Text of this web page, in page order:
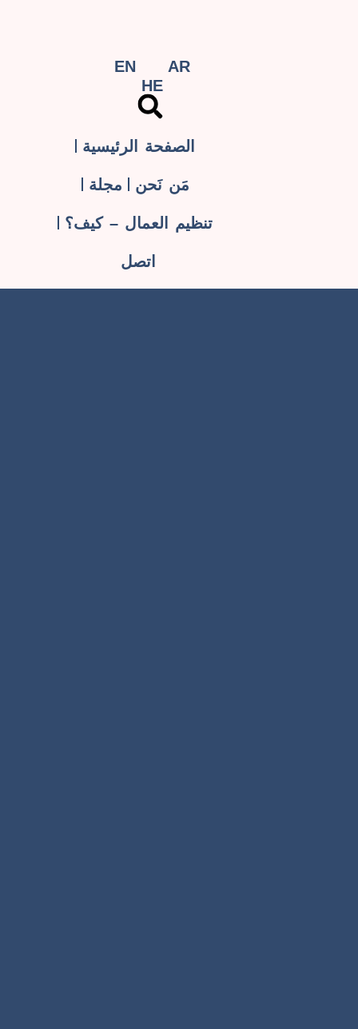
AR
EN
HE
الصفحة الرئيسية
مَن نَحن مجلة
تنظيم العمال – كيف؟
اتصل